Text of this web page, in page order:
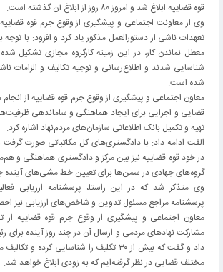
قوه قضاییه ابلاغ شد و امروز ۸۰ روز از ابلاغ آن گذشته است.
وی از معاونت اجتماعی و پیشگیری از وقوع جرم قوه
تعهدات ناشی از دستورالعمل مذکور یاد کرد و افزود: با
معطل نماندن کار، در این زمینه کارگروه مجازی تشکیل
شناسایی شدند و اطلاع‌رسانی و توجیه تکالیف و الزامات
شده است.
معاون اجتماعی و پیشگیری از وقوع جرم قوه قضاییه از
قضایی و اجرایی برای ایجاد هماهنگی و ساماندهی
تهیه و تکمیل بانک اطلاعاتی سازمان‌های مردم‌نهاد اشاره کرد.
الفت ادامه داد: با دادگستری‌های کل مکاتباتی صورت گرفت
در خود قوه قضاییه نیز بین مرکز و دادگستری هماهنگی و
گروه‌های جهادی در سمن‌ها برای تعیین خط مشی‌های آینده
وی متذکر شد که در این راستا، پرسشنامه ارزیابی
پرسشنامه مراجع مسئول تدوین و شاخص‌های ارزیابی نیز
معاون اجتماعی و پیشگیری از وقوع جرم قوه قضاییه از
مشارکت نهادهای مردمی و ارسال آن در چند روز آینده برای
داد و گفت‌ که بیش از ۳۰ تکلیف را شناسایی
مختلف قضایی در نظر گرفته‌ایم که به زودی ابلاغ خواهد شد.